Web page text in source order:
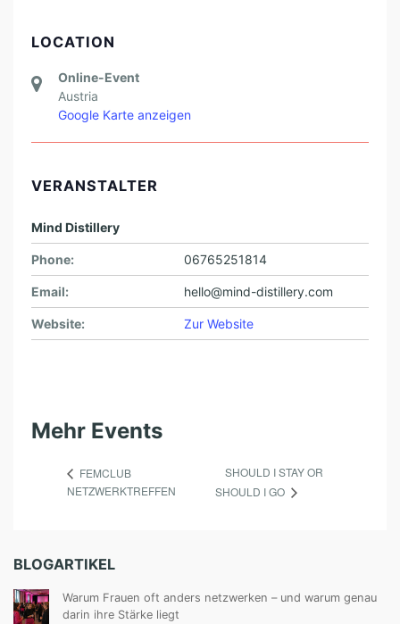
LOCATION
Online-Event
Austria
Google Karte anzeigen
VERANSTALTER
Mind Distillery
Phone: 06765251814
Email: hello@mind-distillery.com
Website: Zur Website
Mehr Events
FEMCLUB
NETZWERKTREFFEN
SHOULD I STAY OR
SHOULD I GO
BLOGARTIKEL
Warum Frauen oft anders netzwerken – und warum genau
darin ihre Stärke liegt